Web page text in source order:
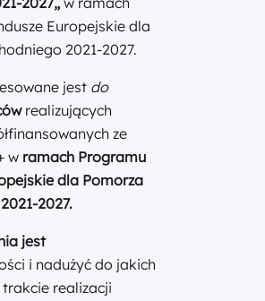
Europejskie dla
2021-2027.
jest do
realizujących
ze
w ramach Programu
dla Pomorza
2027.
jest
i nadużyć do jakich
realizacji